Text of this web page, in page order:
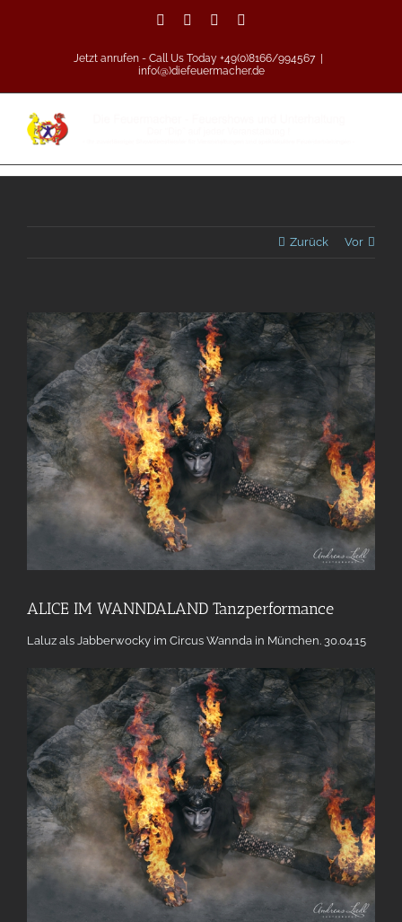
Facebook
Vimeo Pinterest
Jetzt anrufen - Call Us Today +49(0)8166/994567
info(@)diefeuermacher.de
Zurück Vor
Zeige
grösseres
Bild
ALICE IM WANNDALAND Tanzperformance
Laluz als Jabberwocky im Circus Wannda in München. 30.04.15